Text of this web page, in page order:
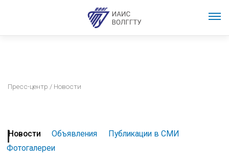
Пресс-центр / Новости
Новости Объявления
Публикации в СМИ
Фотогалереи